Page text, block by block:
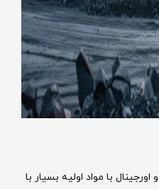
با مواد اولیه بسیار با